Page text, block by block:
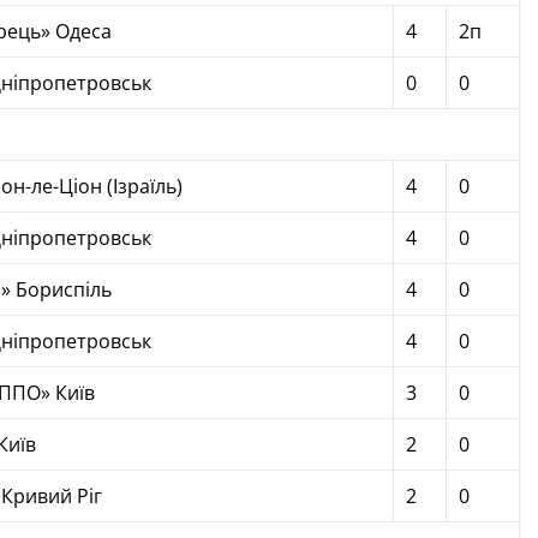
Одеса 4
2п
0 0
ле-Ціон (Ізраїль) 4
0
4
0
Бориспіль
4
0
4
0
Київ
3
0
2
0
Ріг
2 0